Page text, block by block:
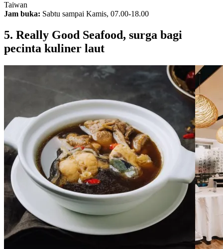
Taiwan
Jam buka: Sabtu sampai Kamis, 07.00-18.00
5. Really Good Seafood, surga bagi
pecinta kuliner laut